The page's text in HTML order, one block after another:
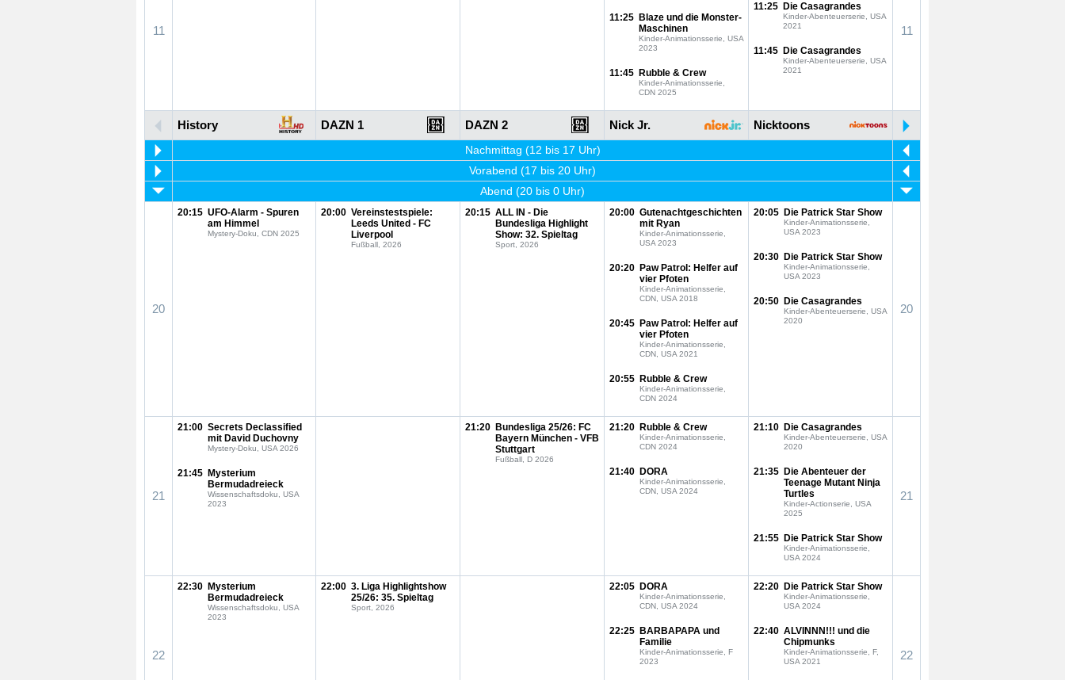
11
11:25 Blaze und die Monster-
Maschinen
Kinder-Animationsserie, USA
2023
11:45 Rubble & Crew
Kinder-Animationsserie,
CDN 2025
11:25 Die Casagrandes
Kinder-Abenteuerserie, USA
2021
11:45 Die Casagrandes
Kinder-Abenteuerserie, USA
2021
11
History DAZN 1 DAZN 2 Nick Jr. Nicktoons
Nachmittag (12 bis 17 Uhr)
Vorabend (17 bis 20 Uhr)
Abend (20 bis 0 Uhr)
20
20:15 UFO-Alarm - Spuren
am Himmel
Mystery-Doku, CDN 2025
20:00 Vereinstestspiele:
Leeds United - FC
Liverpool
Fußball, 2026
20:15 ALL IN - Die
Bundesliga Highlight
Show: 32. Spieltag
Sport, 2026
20:00 Gutenachtgeschichten
mit Ryan
Kinder-Animationsserie,
USA 2023
20:20 Paw Patrol: Helfer auf
vier Pfoten
Kinder-Animationsserie,
CDN, USA 2018
20:45 Paw Patrol: Helfer auf
vier Pfoten
Kinder-Animationsserie,
CDN, USA 2021
20:55 Rubble & Crew
Kinder-Animationsserie,
CDN 2024
20:05 Die Patrick Star Show
Kinder-Animationsserie,
USA 2023
20:30 Die Patrick Star Show
Kinder-Animationsserie,
USA 2023
20:50 Die Casagrandes
Kinder-Abenteuerserie, USA
2020
20
21
21:00 Secrets Declassified
mit David Duchovny
Mystery-Doku, USA 2026
21:45 Mysterium
Bermudadreieck
Wissenschaftsdoku, USA
2023
21:20 Bundesliga 25/26: FC
Bayern München - VFB
Stuttgart
Fußball, D 2026
21:20 Rubble & Crew
Kinder-Animationsserie,
CDN 2024
21:40 DORA
Kinder-Animationsserie,
CDN, USA 2024
21:10 Die Casagrandes
Kinder-Abenteuerserie, USA
2020
21:35 Die Abenteuer der
Teenage Mutant Ninja
Turtles
Kinder-Actionserie, USA
2025
21:55 Die Patrick Star Show
Kinder-Animationsserie,
USA 2024
21
22
22:30 Mysterium
Bermudadreieck
Wissenschaftsdoku, USA
2023
22:00 3. Liga Highlightshow
25/26: 35. Spieltag
Sport, 2026
22:05 DORA
Kinder-Animationsserie,
CDN, USA 2024
22:25 BARBAPAPA und
Familie
Kinder-Animationsserie, F
2023
22:20 Die Patrick Star Show
Kinder-Animationsserie,
USA 2024
22:40 ALVINNN!!! und die
Chipmunks
Kinder-Animationsserie, F,
USA 2021
22